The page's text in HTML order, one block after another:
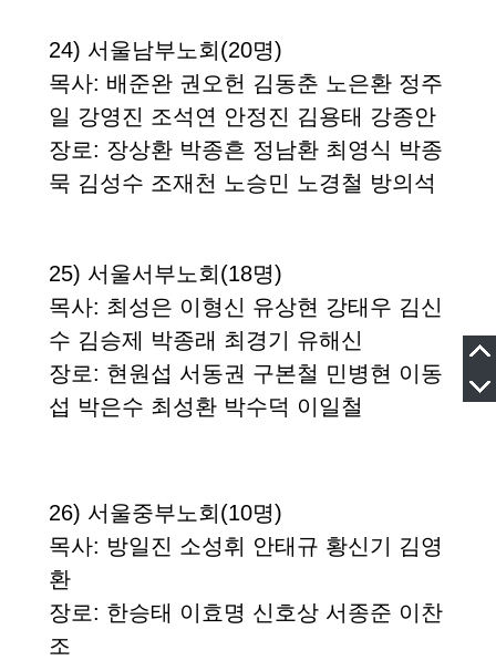
24) 서울남부노회 (20명)
목사: 배준완 권오헌 김동춘 노은환 정주
일 강영진 조석연 안정진 김용태 강종안
장로: 장상환 박종흔 정남환 최영식 박종
묵 김성수 조재천 노승민 노경철 방의석
25) 서울서부노회 (18명)
목사: 최성은 이형신 유상현 강태우 김신
수 김승제 박종래 최경기 유해신
장로: 현원섭 서동권 구본철 민병현 이동
섭 박은수 최성환 박수덕 이일철
26) 서울중부노회(10명)
목사: 방일진 소성휘 안태규 황신기 김영
환
장로: 한승태 이효명 신호상 서종준 이찬
조